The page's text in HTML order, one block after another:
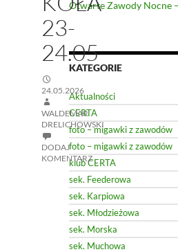
23-
24.05
24.05.2026
WALDEMAR
DRELICHOWSKI
DODAJ
KOMENTARZ
Otwarte Zawody Nocne
KATEGORIE
Aktualności
CERTA
foto – migawki z zawodów
foto – migawki z zawodów
klub CERTA
sek. Feederowa
sek. Karpiowa
sek. Młodzieżowa
sek. Morska
sek. Muchowa